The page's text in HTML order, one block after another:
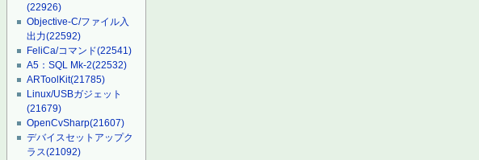
(22926)
Objective-C/ファイル入
出力(22592)
FeliCa/コマンド(22541)
A5：SQL Mk-2(22532)
ARToolKit(21785)
Linux/USBガジェット
(21679)
OpenCvSharp(21607)
デバイスセットアップク
ラス(21092)